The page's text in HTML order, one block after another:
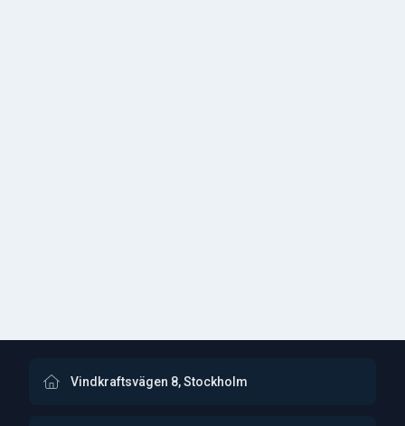
Vindkraftsvägen 8, Stockholm